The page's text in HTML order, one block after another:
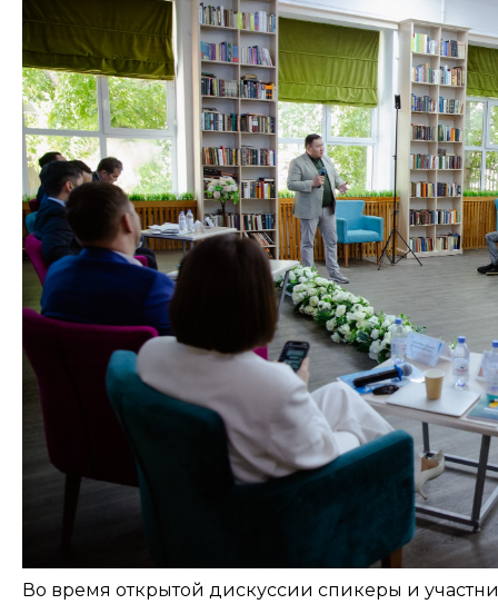
Во время открытой дискуссии спикеры и